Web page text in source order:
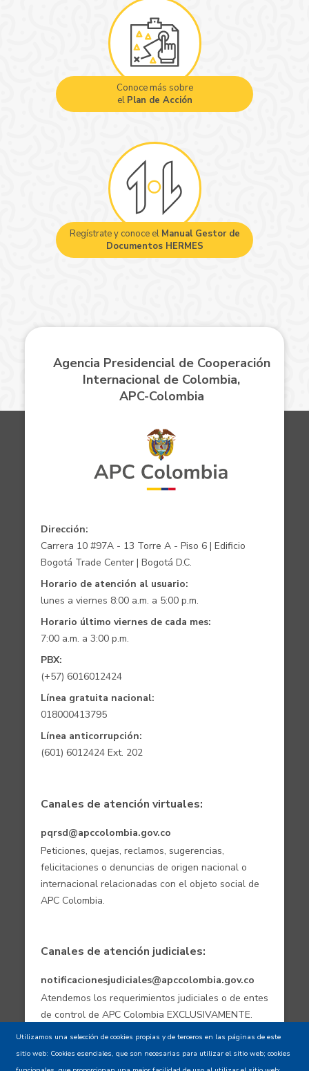
Conoce más sobre
el Plan de Acción
Regístrate y conoce el Manual Gestor de
Documentos HERMES
Agencia Presidencial de Cooperación
Internacional de Colombia,
APC-Colombia
Dirección:
Carrera 10 #97A - 13 Torre A - Piso 6 | Edificio
Bogotá Trade Center | Bogotá D.C.
Horario de atención al usuario:
lunes a viernes 8:00 a.m. a 5:00 p.m.
Horario último viernes de cada mes:
7:00 a.m. a 3:00 p.m.
PBX:
(+57) 6016012424
Línea gratuita nacional:
018000413795
Línea anticorrupción:
(601) 6012424 Ext. 202
Canales de atención virtuales:
pqrsd@apccolombia.gov.co
Peticiones, quejas, reclamos, sugerencias,
felicitaciones o denuncias de origen nacional o
internacional relacionadas con el objeto social de
APC Colombia.
Canales de atención judiciales:
notificacionesjudiciales@apccolombia.gov.co
Atendemos los requerimientos judiciales o de entes
de control de APC Colombia EXCLUSIVAMENTE.
Utilizamos una selección de cookies propias y de terceros en las páginas de este
sitio web: Cookies esenciales, que son necesarias para utilizar el sitio web; cookies